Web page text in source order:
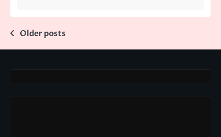
Posts
navigation
Older posts